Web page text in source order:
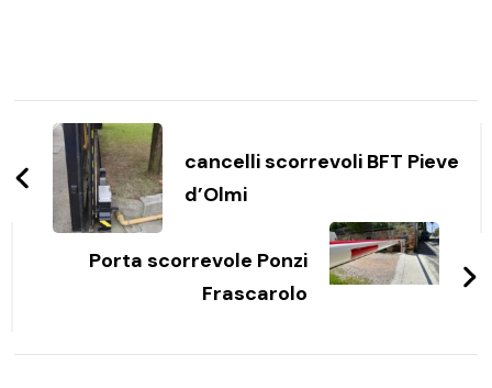
Navigazione
articoli
cancelli scorrevoli BFT Pieve
d’Olmi
Porta scorrevole Ponzi
Frascarolo